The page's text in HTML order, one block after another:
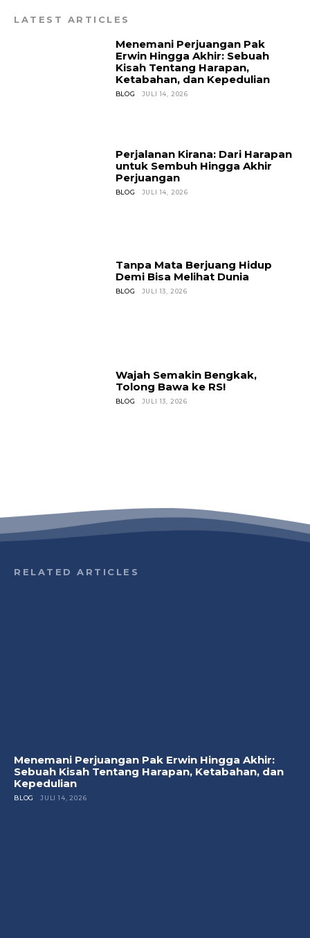
LATEST ARTICLES
Menemani Perjuangan Pak
Erwin Hingga Akhir: Sebuah
Kisah Tentang Harapan,
Ketabahan, dan Kepedulian
BLOG JULI 14, 2026
Perjalanan Kirana: Dari Harapan
untuk Sembuh Hingga Akhir
Perjuangan
BLOG JULI 14, 2026
Tanpa Mata Berjuang Hidup
Demi Bisa Melihat Dunia
BLOG JULI 13, 2026
Wajah Semakin Bengkak,
Tolong Bawa ke RS!
BLOG JULI 13, 2026
RELATED ARTICLES
Menemani Perjuangan Pak Erwin Hingga Akhir:
Sebuah Kisah Tentang Harapan, Ketabahan, dan
Kepedulian
BLOG JULI 14, 2026